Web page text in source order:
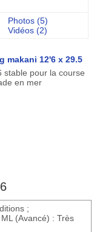
Photos (5)
Vidéos (2)
makani 12'6 x 29.5
stable pour la course
en mer
;
(Avancé) : Très